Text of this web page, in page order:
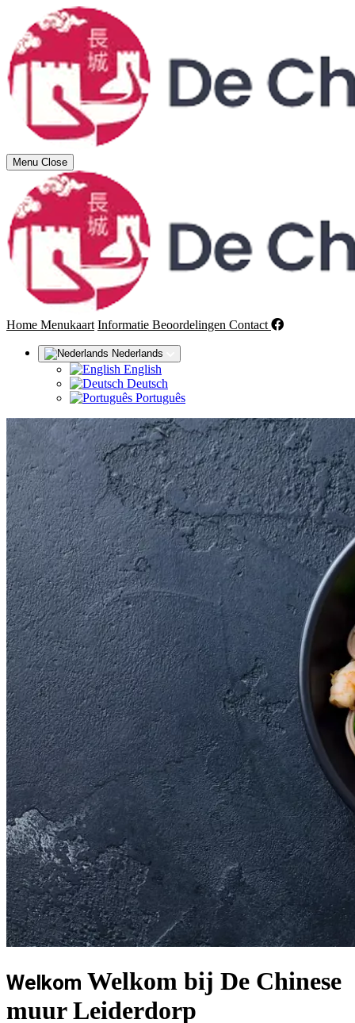
Menu Close
Home (huidige)
Menukaart Informatie Beoordelingen Contact
Nederlands
English
Deutsch
Português
Welkom Welkom bij De Chinese
muur Leiderdorp